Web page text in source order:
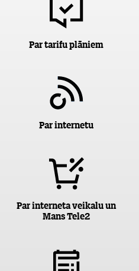
Par tarifu plāniem
Par internetu
Par interneta veikalu un
Mans Tele2